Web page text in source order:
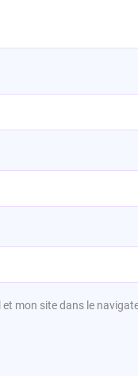
mon site dans le